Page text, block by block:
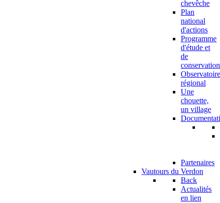
chevêche
Plan
national
d'actions
Programme
d'étude et
de
conservation
Observatoire
régional
Une
chouette,
un village
Partenaires
Vautours du Verdon
Back
Actualités
en lien